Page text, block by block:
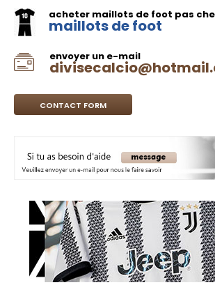
acheter maillots de foot pas
maillots de foot
envoyer un e-mail
CONTACT FORM